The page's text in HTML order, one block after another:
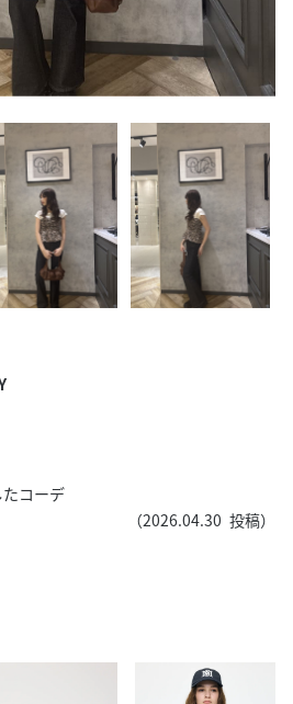
コーデ
（2026.04.30 投稿）